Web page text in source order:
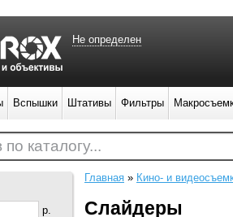
р.
Главная » Кино- и
Слайдеры
Не определен
Вспышки Штативы Фильтры
каталогу...